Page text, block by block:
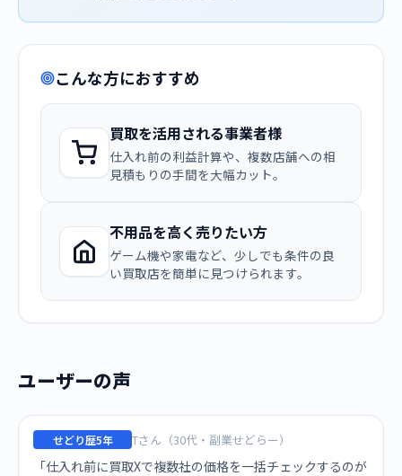
こんな方におすすめ
買取を活用される事業者様
仕入れ前の利益計算や、複数店舗への相
見積もりの手間を大幅カット。
不用品を高く売りたい方
ゲーム機や家電など、少しでも条件の良
い買取店を簡単に見つけられます。
ユーザーの声
せどり歴5年 Tさん（30代・副業せどらー）
「仕入れ前に買取Xで複数社の価格を一括チェックするのが